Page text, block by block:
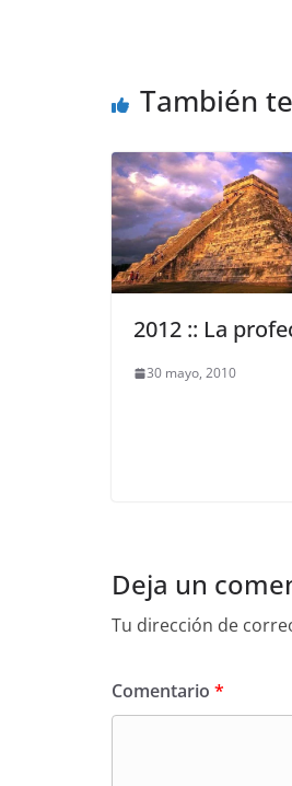
También
2012 :: La
30 mayo, 2010
Deja un
Tu dirección de
Comentario *